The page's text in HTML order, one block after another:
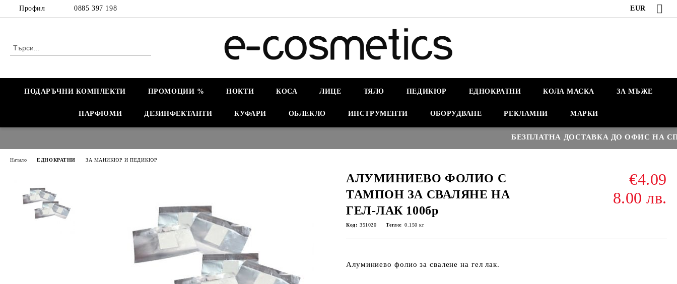
Профил 0885 397 198 EUR
ПОДАРЪЧНИ КОМПЛЕКТИ ПРОМОЦИИ % НОКТИ КОСА ЛИЦЕ ТЯЛО ПЕДИКЮР ЕДНОКРАТНИ КОЛА МАСКА ЗА МЪЖЕ
ПАРФЮМИ ДЕЗИНФЕКТАНТИ КУФАРИ ОБЛЕКЛО ИНСТРУМЕНТИ ОБОРУДВАНЕ РЕКЛАМНИ МАРКИ
БЕЗПЛАТНА ДОСТАВКА ДО ОФИС НА
Начало ЕДНОКРАТНИ ЗА МАНИКЮР И ПЕДИКЮР
АЛУМИНИЕВО ФОЛИО С
ТАМПОН ЗА СВАЛЯНЕ НА
ГЕЛ-ЛАК 100бр
€4.09
8.00 лв.
Код: 351020 Тегло: 0.150 кг
Алуминиево фолио за свалене на гел лак.